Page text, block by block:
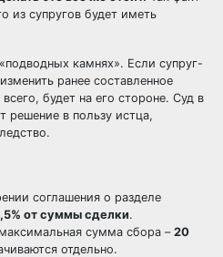
из супругов будет иметь
камнях». Если супруг-
ранее составленное
будет на его стороне. Суд в
решение в пользу истца,
соглашения о разделе
от суммы сделки.
максимальная сумма сбора – 20
отдельно.